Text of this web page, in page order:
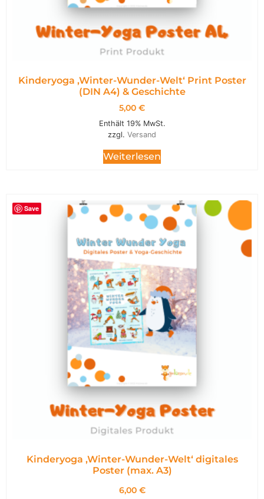
Kinderyoga ‚Winter-Wunder-Welt‘ Print Poster
(DIN A4) & Geschichte
5,00 €
Enthält 19% MwSt.
zzgl. Versand
Weiterlesen
Save
Kinderyoga ‚Winter-Wunder-Welt‘ digitales
Poster (max. A3)
6,00 €